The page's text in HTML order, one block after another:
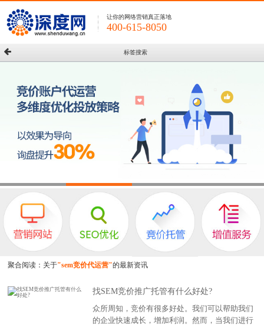
让你的网络营销真正落地
400-615-8050
标签搜索
聚合阅读：关于"sem竞价代运营"的最新资讯
找SEM竞价推广托管有什么好处?
众所周知，竞价有很多好处。我们可以帮助我们
的企业快速成长，增加利润。然而，当我们进行